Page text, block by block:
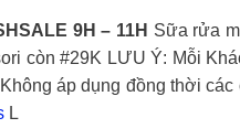
9H – 11H Sữa rửa
còn #29K LƯU Ý: Mỗi
áp dụng đồng thời
L